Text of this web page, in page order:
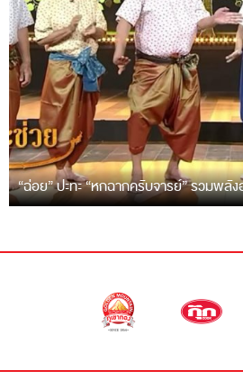
“ฉ่อย” ปะทะ “หกฉากครับจารย์” รวมพลัง